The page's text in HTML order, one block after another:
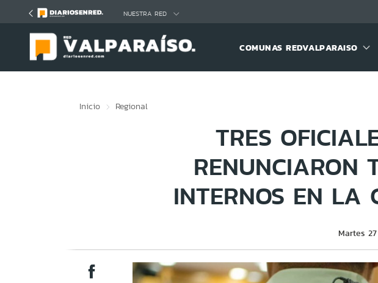
NUESTRA RED
COMUNAS REDVALPARAISO
Inicio Regional
TRES
RENUNCIARON
INTERNOS EN LA
Martes